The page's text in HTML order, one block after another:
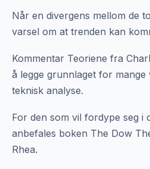
Når en divergens mellom de
varsel om at trenden kan
Kommentar Teoriene fra
å legge grunnlaget for mange
teknisk analyse.
For den som vil fordype seg i
anbefales boken The Dow
Rhea.